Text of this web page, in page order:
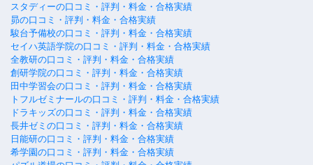
スタディーの口コミ・評判・料金・合格実績
昴の口コミ・評判・料金・合格実績
駿台予備校の口コミ・評判・料金・合格実績
セイハ英語学院の口コミ・評判・料金・合格実績
全教研の口コミ・評判・料金・合格実績
創研学院の口コミ・評判・料金・合格実績
田中学習会の口コミ・評判・料金・合格実績
トフルゼミナールの口コミ・評判・料金・合格実績
ドラキッズの口コミ・評判・料金・合格実績
長井ゼミの口コミ・評判・料金・合格実績
日能研の口コミ・評判・料金・合格実績
希学園の口コミ・評判・料金・合格実績